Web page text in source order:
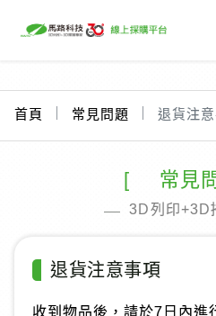
首頁 常見問題 退貨注
常見
3D列印+3D
退貨注意事項
收到物品後，請於7日內進